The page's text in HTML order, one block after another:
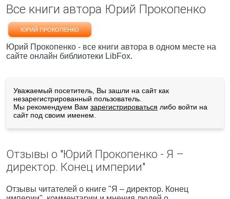
Все книги автора Юрий Прокопенко
ЮРИЙ ПРОКОПЕНКО
Юрий Прокопенко - все книги автора в одном месте на
сайте онлайн библиотеки LibFox.
Уважаемый посетитель, Вы зашли на сайт как
незарегистрированный пользователь.
Мы рекомендуем Вам зарегистрироваться либо войти на
сайт под своим именем.
Отзывы о "Юрий Прокопенко - Я –
директор. Конец империи"
Отзывы читателей о книге "Я – директор. Конец